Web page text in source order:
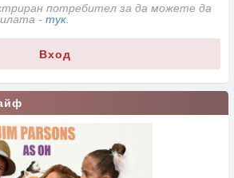
потребител за да можете да
- тук
Вход